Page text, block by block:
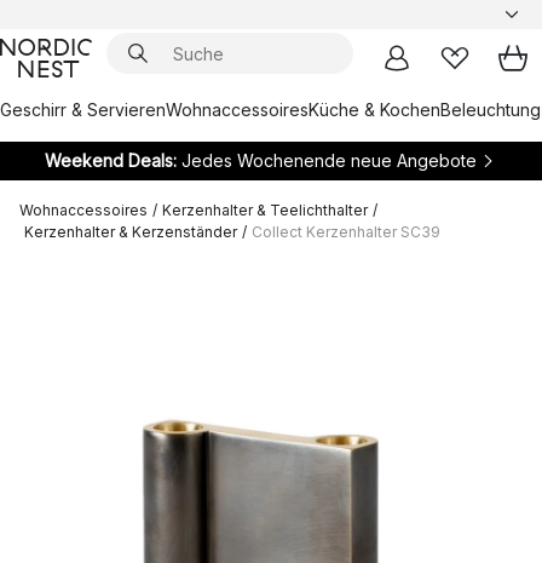
Geschirr & ServierenWohnaccessoiresKüche & KochenBeleuchtung
Weekend Deals:Jedes Wochenende neue Angebote
Wohnaccessoires / Kerzenhalter & Teelichthalter /
Kerzenhalter & Kerzenständer / Collect Kerzenhalter SC39